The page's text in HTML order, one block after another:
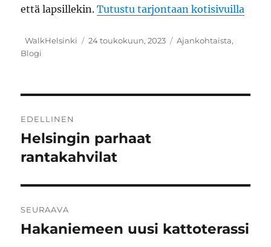
että lapsillekin.Tutustu tarjontaan kotisivuilla
Kirjoittaja
WalkHelsinki Julkaistu
24 toukokuun, 2023 Kategoriat
Ajankohtaista,
Blogi
selaus
EDELLINEN
Edellinen
artikkeli:
Helsingin parhaat
rantakahvilat
SEURAAVA
Seuraava
Hakaniemeen uusi kattoterassi